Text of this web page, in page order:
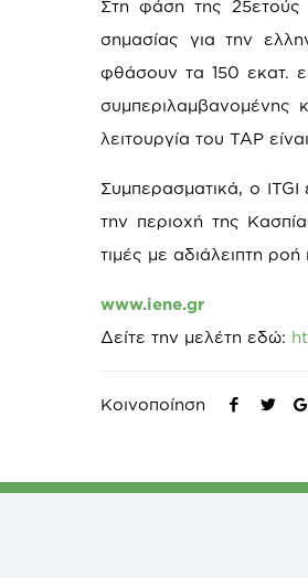
Στη φάση της 25ετούς
σημασίας για την
φθάσουν τα 150 εκατ.
συμπεριλαμβανομένης
λειτουργία του TAP
Συμπερασματικά, ο
την περιοχή της
τιμές με αδιάλειπτη
www.iene.gr
Δείτε την μελέτη εδώ:
Κοινοποίηση